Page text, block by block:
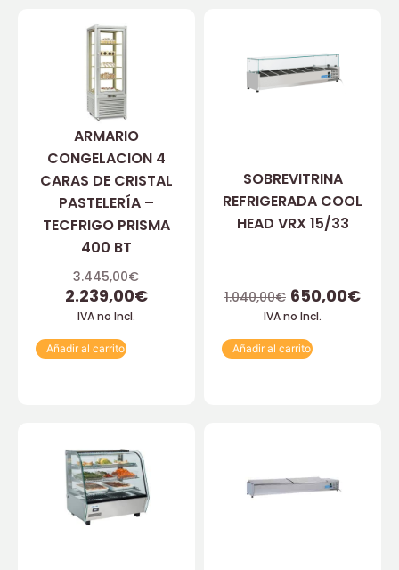
ARMARIO
CONGELACION 4
CARAS DE CRISTAL
PASTELERÍA –
TECFRIGO PRISMA
400 BT
3.445,00€
2.239,00€
IVA no Incl.
Añadir al carrito
SOBREVITRINA
REFRIGERADA COOL
HEAD VRX 15/33
1.040,00€ 650,00€
IVA no Incl.
Añadir al carrito